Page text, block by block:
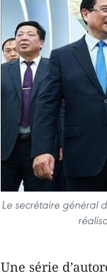
Le secrétaire général
Une série